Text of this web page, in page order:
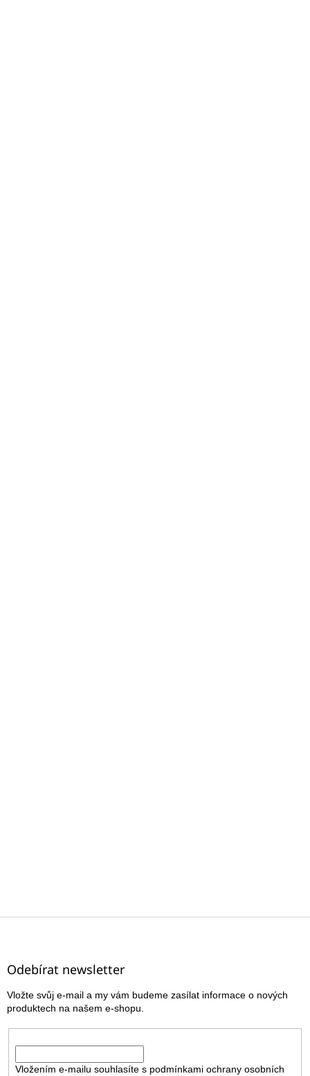
Z
Odebírat newsletter
Vložte svůj e-mail a my vám budeme zasílat informace o nových
produktech na našem e-shopu.
Vložením e-mailu souhlasíte s podmínkami ochrany osobních